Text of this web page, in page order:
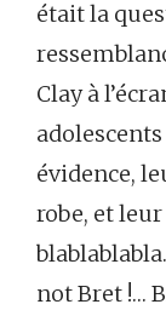
était la
Clay à
évidence,
robe, et
not Bret !…